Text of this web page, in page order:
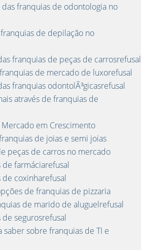
franquias de odontologia no
de depilação no
franquias de peças de carrosrefusal
de mercado de luxorefusal
franquias odontolÃ³gicasrefusal
através de franquias de
em Crescimento
de joias e semi joias
peças de carros no mercado
de farmáciarefusal
de coxinharefusal
de franquias de pizzaria
de marido de aluguelrefusal
segurosrefusal
sobre franquias de TI e